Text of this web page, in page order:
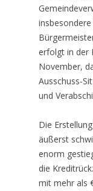
erfolgt in der
November,
Ausschuss-
und
Die
äußerst
enorm
die
mit mehr als